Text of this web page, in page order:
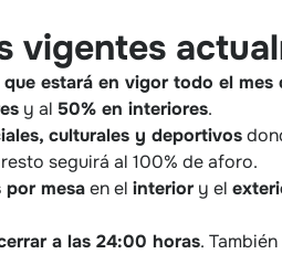
vigentes
estará en vigor todo el mes
y al 50% en interiores.
culturales y deportivos
seguirá al 100% de aforo.
por mesaen el interiory el
a las 24:00 horas.